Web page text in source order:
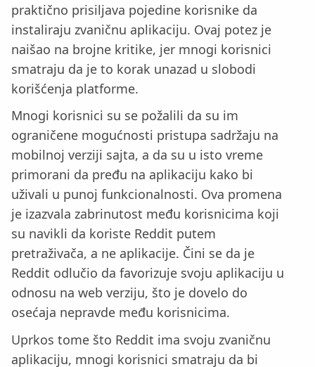
praktično prisiljava pojedine korisnike da
instaliraju zvaničnu aplikaciju. Ovaj potez je
naišao na brojne kritike, jer mnogi korisnici
smatraju da je to korak unazad u slobodi
korišćenja platforme.
Mnogi korisnici su se požalili da su im
ograničene mogućnosti pristupa sadržaju na
mobilnoj verziji sajta, a da su u isto vreme
primorani da pređu na aplikaciju kako bi
uživali u punoj funkcionalnosti. Ova promena
je izazvala zabrinutost među korisnicima koji
su navikli da koriste Reddit putem
pretraživača, a ne aplikacije. Čini se da je
Reddit odlučio da favorizuje svoju aplikaciju u
odnosu na web verziju, što je dovelo do
osećaja nepravde među korisnicima.
Uprkos tome što Reddit ima svoju zvaničnu
aplikaciju, mnogi korisnici smatraju da bi